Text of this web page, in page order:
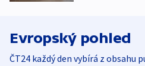
Evropský pohled
ČT24 každý den vybírá z obsahu